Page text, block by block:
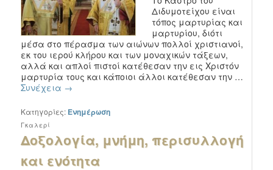
Διδυμοτείχου είναι
τόπος μαρτυρίας και
μαρτυρίου, διότι
μέσα στο πέρασμα των αιώνων πολλοί χριστιανοί,
εκ του ιερού κλήρου και των μοναχικών τάξεων,
αλλά και απλοί πιστοί κατέθεσαν την εις Χριστόν
μαρτυρία τους και κάποιοι άλλοι κατέθεσαν την …
Συνέχεια →
Κατηγορίες: Ενημέρωση
Δοξολογία, μνήμη, περισυλλογή
και ενότητα
Γκαλερί